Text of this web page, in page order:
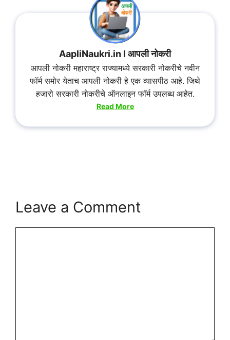
AapliNaukri.in l आपली नोकरी
आपली नोकरी महाराष्ट्र राज्यामध्ये सरकारी नोकरीचे नवीन
फॉर्म समोर येताच आपली नोकरी हे एक व्यासपीठ आहे. जिथे
हजारो सरकारी नोकरीचे ऑनलाइन फॉर्म उपलब्ध आहेत.
Read More
Leave a Comment